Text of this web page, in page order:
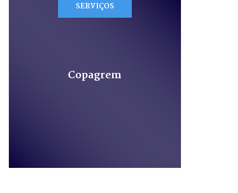
SERVIÇOS
Copagrem